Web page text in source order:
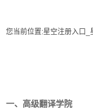
您当前位置:星空注册入口_
一、高级翻译学院